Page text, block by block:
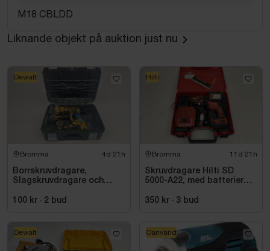
M18 CBLDD
Liknande objekt på auktion just nu
Bromma 4d 21h
Borrskruvdragare,
Slagskruvdragare och
100 kr · 2 bud
Dewalt
Bromma 11d 21h
Skruvdragare Hilti SD
5000-A22, med batterier
350 kr · 3 bud
Hilti
Dewalt Oanvänd